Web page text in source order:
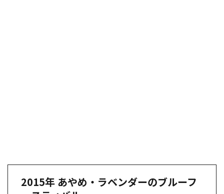
2015年 あやめ・ラベンダーのブルーフ